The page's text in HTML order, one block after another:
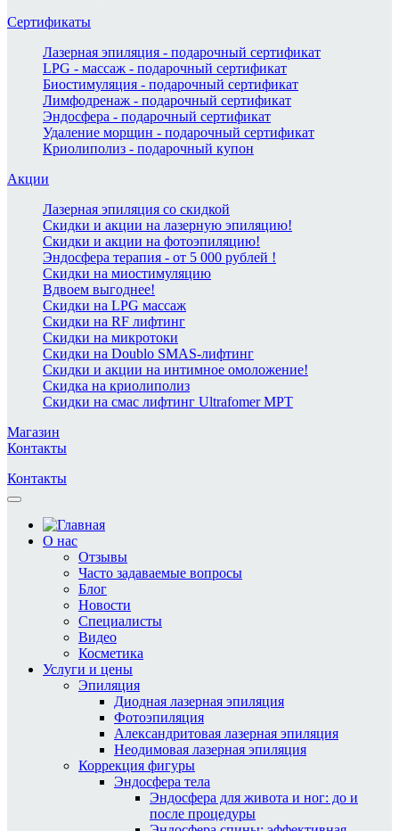
Сертификаты
Лазерная эпиляция - подарочный сертификат
LPG - массаж - подарочный сертификат
Биостимуляция - подарочный сертификат
Лимфодренаж - подарочный сертификат
Эндосфера - подарочный сертификат
Удаление морщин - подарочный сертификат
Криолиполиз - подарочный купон
Акции
Лазерная эпиляция со скидкой
Скидки и акции на лазерную эпиляцию!
Скидки и акции на фотоэпиляцию!
Эндосфера терапия - от 5 000 рублей !
Скидки на миостимуляцию
Вдвоем выгоднее!
Скидки на LPG массаж
Скидки на RF лифтинг
Скидки на микротоки
Скидки на Doublo SMAS-лифтинг
Скидки и акции на интимное омоложение!
Скидка на криолиполиз
Скидки на смас лифтинг Ultrafomer MPT
Магазин
Контакты
Контакты
О нас
Отзывы
Часто задаваемые вопросы
Блог
Новости
Специалисты
Видео
Косметика
Услуги и цены
Эпиляция
Диодная лазерная эпиляция
Фотоэпиляция
Александритовая лазерная эпиляция
Неодимовая лазерная эпиляция
Коррекция фигуры
Эндосфера тела
Эндосфера для живота и ног: до и
после процедуры